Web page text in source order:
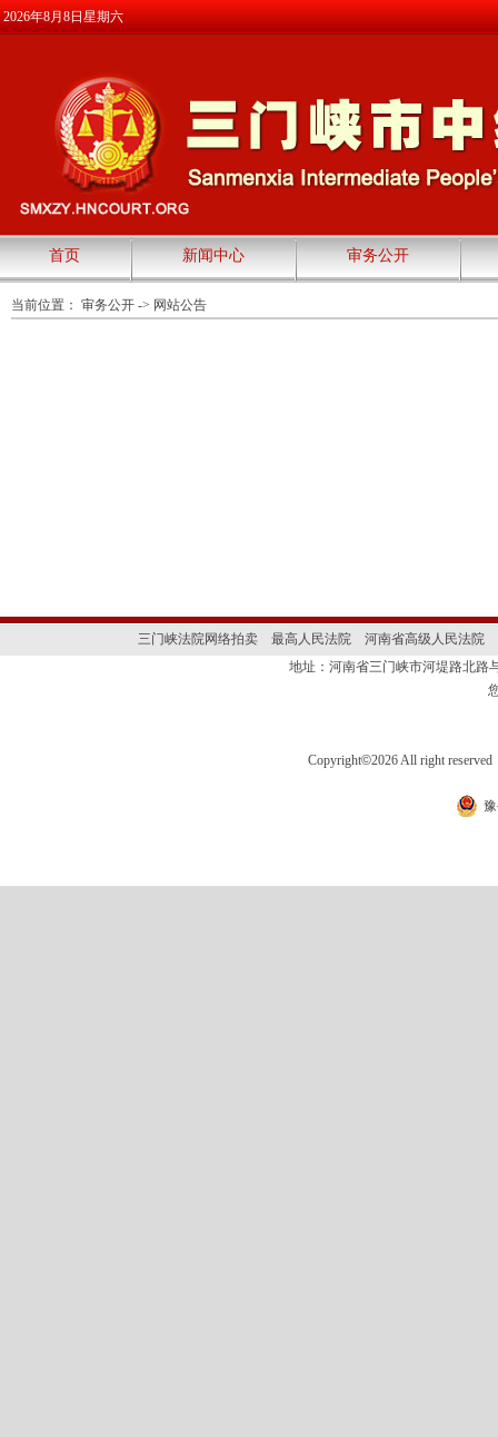
2026年8月8日星期六
首页 新闻中心 审务公开
当前位置： 审务公开 -> 网站公告
三门峡法院网络拍卖 最高人民法院
河南省高级人民法院
地址：河南省三门峡市河堤路北
Copyright©2026 All right